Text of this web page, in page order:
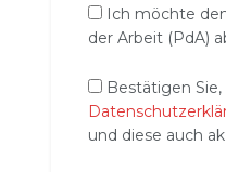
Ich möchte
der Arbeit (PdA)
Bestätigen Sie,
und diese auch